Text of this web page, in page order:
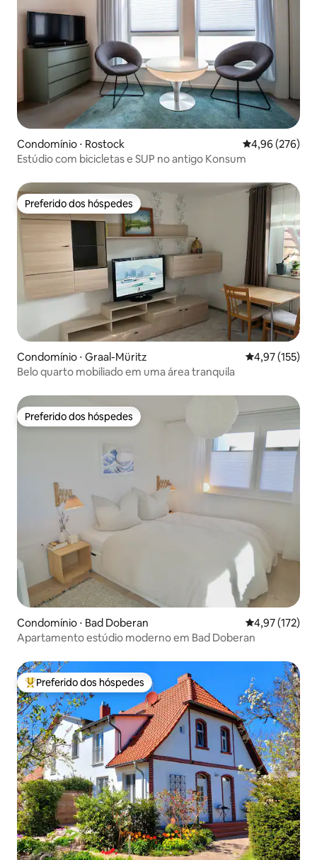
Condomínio ⋅ Rostock 4,96 de uma
4,96 (276)
Estúdio com bicicletas e SUP no antigo Konsum
Preferido dos hóspedes
Preferido dos hóspedes
Condomínio ⋅ Graal-Müritz 4,97 de uma
4,97 (155)
Belo quarto mobiliado em uma área tranquila
Preferido dos hóspedes
Preferido dos hóspedes
Condomínio ⋅ Bad Doberan 4,97 de uma
4,97 (172)
Apartamento estúdio moderno em Bad Doberan
Entre os melhores preferidos dos hóspedes
Preferido dos hóspedes